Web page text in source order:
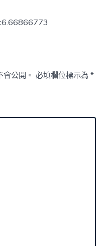
公開。 必填欄位標示為*